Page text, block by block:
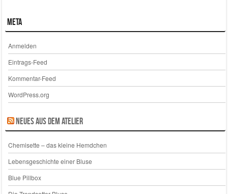
Meta
Anmelden
Eintrags-Feed
Kommentar-Feed
WordPress.org
Neues aus dem Atelier
Chemisette – das kleine Hemdchen
Lebensgeschichte einer Bluse
Blue Pillbox